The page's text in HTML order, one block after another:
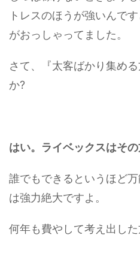
トレスのほうが強いんで
がおっしゃってました。
さて、『太客ばかり集め
か?
はい。ライベックスはその
誰でもできるというほど
は強力絶大ですよ。
何年も費やして考え出した